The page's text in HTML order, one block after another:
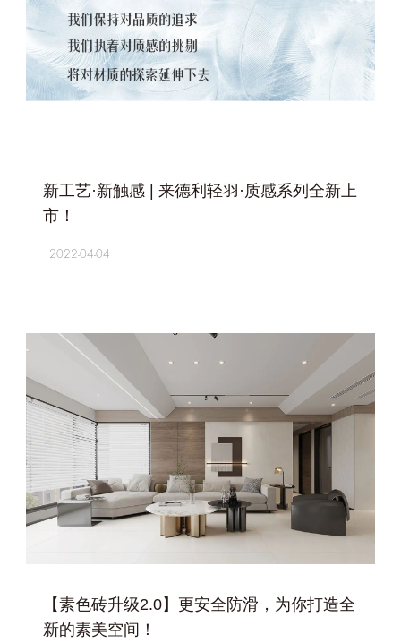
新工艺·新触感 | 来德利轻羽·质感系列全新上
市！
2022-04-04
【素色砖升级2.0】更安全防滑，为你打造全
新的素美空间！